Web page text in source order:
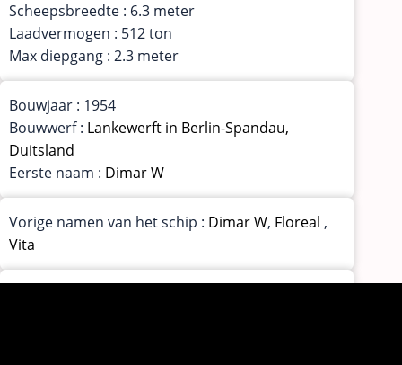
Scheepsbreedte : 6.3 meter
Laadvermogen : 512 ton
Max diepgang : 2.3 meter
Bouwjaar : 1954
Bouwwerf : Lankewerft in Berlin-Spandau,
Duitsland
Eerste naam : Dimar W
Vorige namen van het schip : Dimar W, Floreal ,
Vita